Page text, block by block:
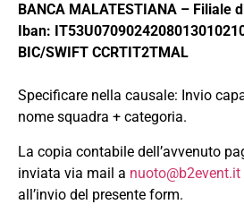
BANCA MALATESTIANA – Filiale
Iban:
BIC/SWIFT CCRTIT2TMAL
Specificare nella causale: Invio
nome squadra + categoria.
La copia contabile dell’avvenuto
inviata via mail a nuoto@b2event.it
all’invio del presente form.